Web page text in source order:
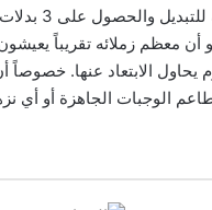
لا يخفي
معظم زملائه تقريباً يعيشون
يحاول الابتعاد عنها.
الوجبات الجاهزة أو أي